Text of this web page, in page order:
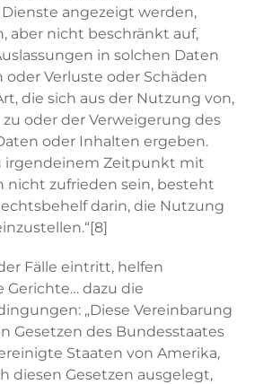
angezeigt werden,
aber nicht beschränkt auf,
in solchen Daten
Verluste oder Schäden
die sich aus der Nutzung von,
oder der Verweigerung des
oder Inhalten ergeben.
irgendeinem Zeitpunkt mit
nicht zufrieden sein, besteht
darin, die Nutzung
Fälle eintritt, helfen
dazu die
„Diese Vereinbarung
Gesetzen des Bundesstaates
Staaten von Amerika,
diesen Gesetzen ausgelegt,